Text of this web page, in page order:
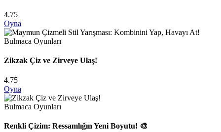
4.75
Oyna
Bulmaca Oyunları
Zikzak Çiz ve Zirveye Ulaş!
4.75
Oyna
Bulmaca Oyunları
Renkli Çizim: Ressamlığın Yeni Boyutu! 🎨